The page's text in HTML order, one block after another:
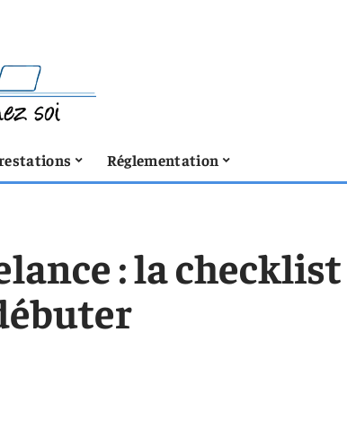
Réglementation
: la checklist